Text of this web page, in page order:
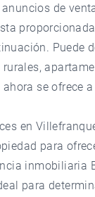
de
Puede
se ofrece
en
para
inmobiliaria
para